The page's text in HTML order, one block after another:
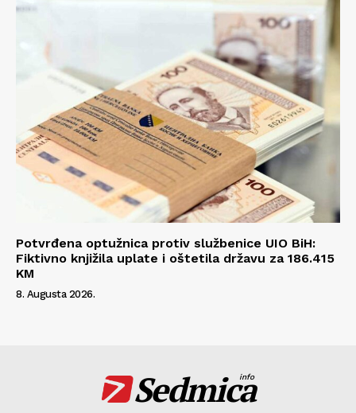
Potvrđena optužnica protiv službenice UIO BiH:
Fiktivno knjižila uplate i oštetila državu za 186.415
KM
8. Augusta 2026.
Sedmica
info